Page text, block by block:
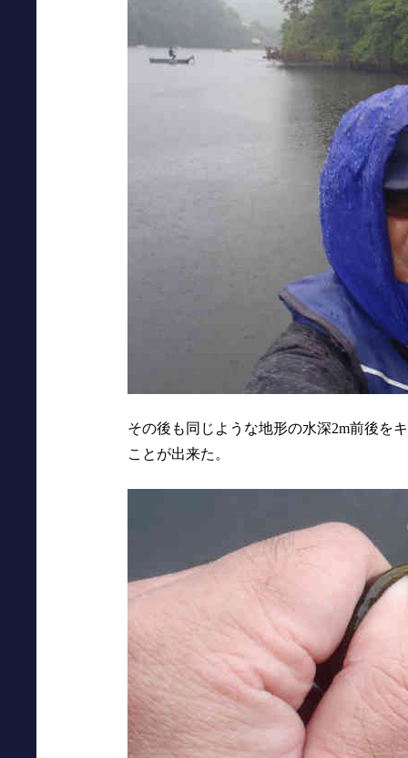
その後も同じような地形の水深2m前後を
ことが出来た。